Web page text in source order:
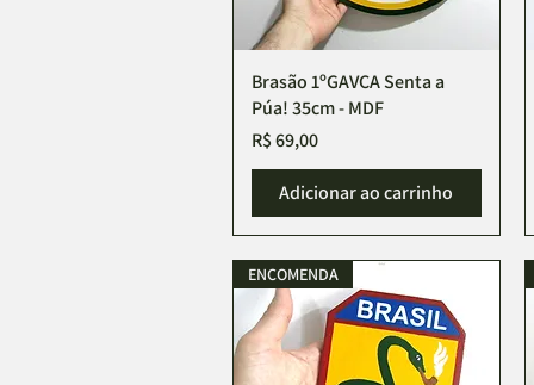
Visualização rápida
Brasão 1ºGAVCA Senta a
Púa! 35cm - MDF
Preço
R$ 69,00
Adicionar ao carrinho
ENCOMENDA